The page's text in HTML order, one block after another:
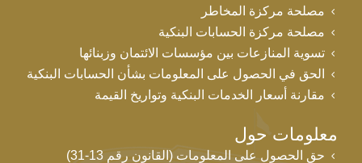
مصلحة مركزة المخاطر
مصلحة مركزة الحسابات البنكية
تسوية المنازعات بين مؤسسات الائتمان وزبنائها
الحق في الحصول على المعلومات بشأن الحسابات البنكية
مقارنة أسعار الخدمات البنكية وتواريخ القيمة
معلومات حول
حق الحصول على المعلومات (القانون رقم 13-31)